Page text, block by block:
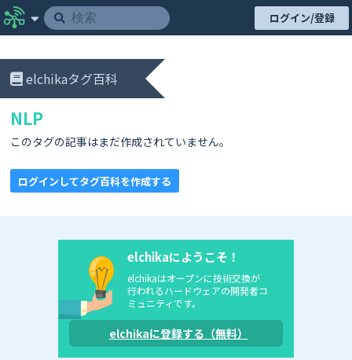
ログイン/登録
elchikaタグ百科
NLP
このタグの記事はまだ作成されていません。
ログインしてタグ百科を作成する
elchikaにようこそ！
elchikaはオープンに技術交換が
行われるハードウェアの開発者コ
ミュニティです。
elchikaに登録する（無料）